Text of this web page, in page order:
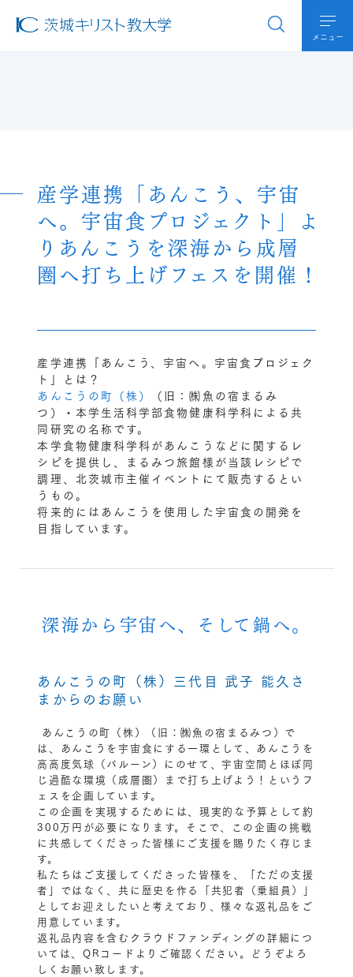
メニュー
産学連携「あんこう、宇宙
へ。宇宙食プロジェクト」よ
りあんこうを深海から成層
圏へ打ち上げフェスを開催！
産学連携「あんこう、宇宙へ。宇宙食プロジェク
ト」とは？
あんこうの町（株）
（旧：㈱魚の宿まるみ
つ）・本学生活科学部食物健康科学科による共
同研究の名称です。
本学食物健康科学科があんこうなどに関するレ
シピを提供し、まるみつ旅館様が当該レシピで
調理、北茨城市主催イベントにて販売するとい
うもの。
将来的にはあんこうを使用した宇宙食の開発を
目指しています。
深海から宇宙へ、そして鍋へ。
あんこうの町（株）三代目 武子 能久さ
まからのお願い
あんこうの町（株）（旧：㈱魚の宿まるみつ）で
は、あんこうを宇宙食にする一環として、あんこうを
高高度気球（バルーン）にのせて、宇宙空間とほぼ同
じ過酷な環境（成層圏）まで打ち上げよう！というフ
ェスを企画しています。
この企画を実現するためには、現実的な予算として約
300万円が必要になります。そこで、この企画の挑戦
に共感してくださった皆様にご支援を賜りたく存じま
す。
私たちはご支援してくださった皆様を、「ただの支援
者」ではなく、共に歴史を作る「共犯者（乗組員）」
としてお迎えしたいと考えており、様々な返礼品をご
用意しています。
返礼品内容を含むクラウドファンディングの詳細につ
いては、QRコードよりご確認ください。どうぞよろ
しくお願い致します。